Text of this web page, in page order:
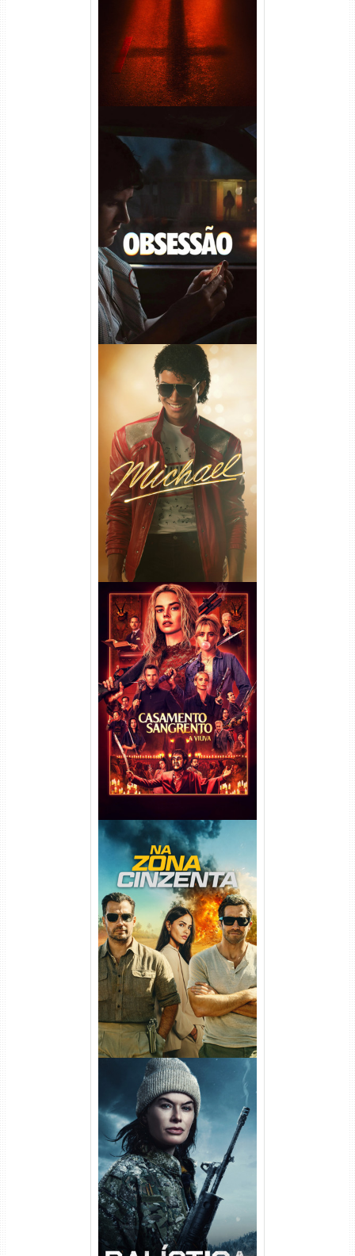
Obsessão Torrent (2026)
WEB-DL 1080p/4K Dual
Áudio
Michael Torrent (2026) WEB-
DL 1080p/4K Dual Áudio
Casamento Sangrento: A
Viúva Torrent (2026) WEB-DL
720p/1080p/4K Dual Áudio
Na Zona Cinzenta Torrent
(2026) WEB-DL 1080p/4K
Dual Áudio
Balística Torrent (2025) WEB-
DL 1080p Dual Áudio